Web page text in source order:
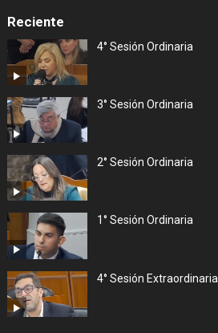
Reciente
4° Sesión Ordinaria
3° Sesión Ordinaria
2° Sesión Ordinaria
1° Sesión Ordinaria
4° Sesión Extraordinaria